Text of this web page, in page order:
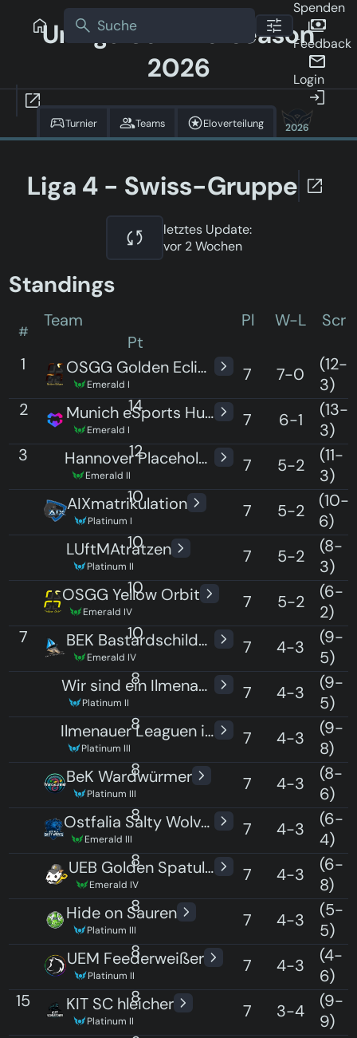
Uniliga Sommerseason
2026
Spenden
Feedback
Login
Turnier Teams Eloverteilung 2026
Liga 4 - Swiss-Gruppe
letztes Update:
vor 2 Wochen
Standings
#
Team Pl W-L
Scr
Pt
1
OSGG Golden Eclipse
Emerald I 7 7-0
(12-
3)
14
2 Munich eSports Hungry Hedgehogs
Emerald I 7 6-1
(13-
3)
12
3 Hannover Placeholders
Emerald II 7 5-2
(11-
3)
10
AIXmatrikulation
Platinum I 7 5-2
(10-
6)
10
LUftMAtratzen
Platinum II 7 5-2
(8-
3)
10
OSGG Yellow Orbit
Emerald IV 7 5-2
(6-
2)
10
7 BEK Bastardschildkröten
Emerald IV 7 4-3
(9-
5)
8
Wir sind ein Ilmenauer Team
Platinum II 7 4-3
(9-
5)
8
Ilmenauer Leaguen im Liegen
Platinum III 7 4-3
(9-
8)
8
BeK Wardwürmer
Platinum III 7 4-3
(8-
6)
8
Ostfalia Salty Wolves
Emerald III 7 4-3
(6-
4)
8
UEB Golden Spatuler
Emerald IV 7 4-3
(6-
8)
8
Hide on Sauren
Platinum III 7 4-3
(5-
5)
8
UEM Feederweißer
Platinum II 7 4-3
(4-
6)
8
15 KIT SC hleicher
Platinum II 7 3-4
(9-
9)